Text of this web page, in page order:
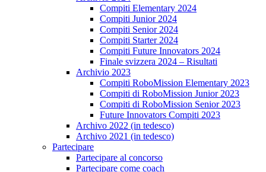
Compiti Elementary 2024
Compiti Junior 2024
Compiti Senior 2024
Compiti Starter 2024
Compiti Future Innovators 2024
Finale svizzera 2024 – Risultati
Archivio 2023
Compiti RoboMission Elementary 2023
Compiti di RoboMission Junior 2023
Compiti di RoboMission Senior 2023
Future Innovators Compiti 2023
Archivo 2022 (in tedesco)
Archivo 2021 (in tedesco)
Partecipare
Partecipare al concorso
Partecipare come coach